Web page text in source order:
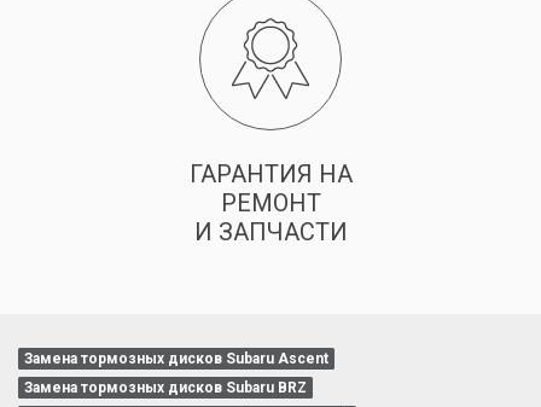
ГАРАНТИЯ НА
РЕМОНТ
И ЗАПЧАСТИ
Замена тормозных дисков Subaru Ascent
Замена тормозных дисков Subaru BRZ